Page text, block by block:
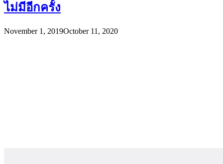
ไม่มีอีกครั้ง
November 1, 2019October 11, 2020